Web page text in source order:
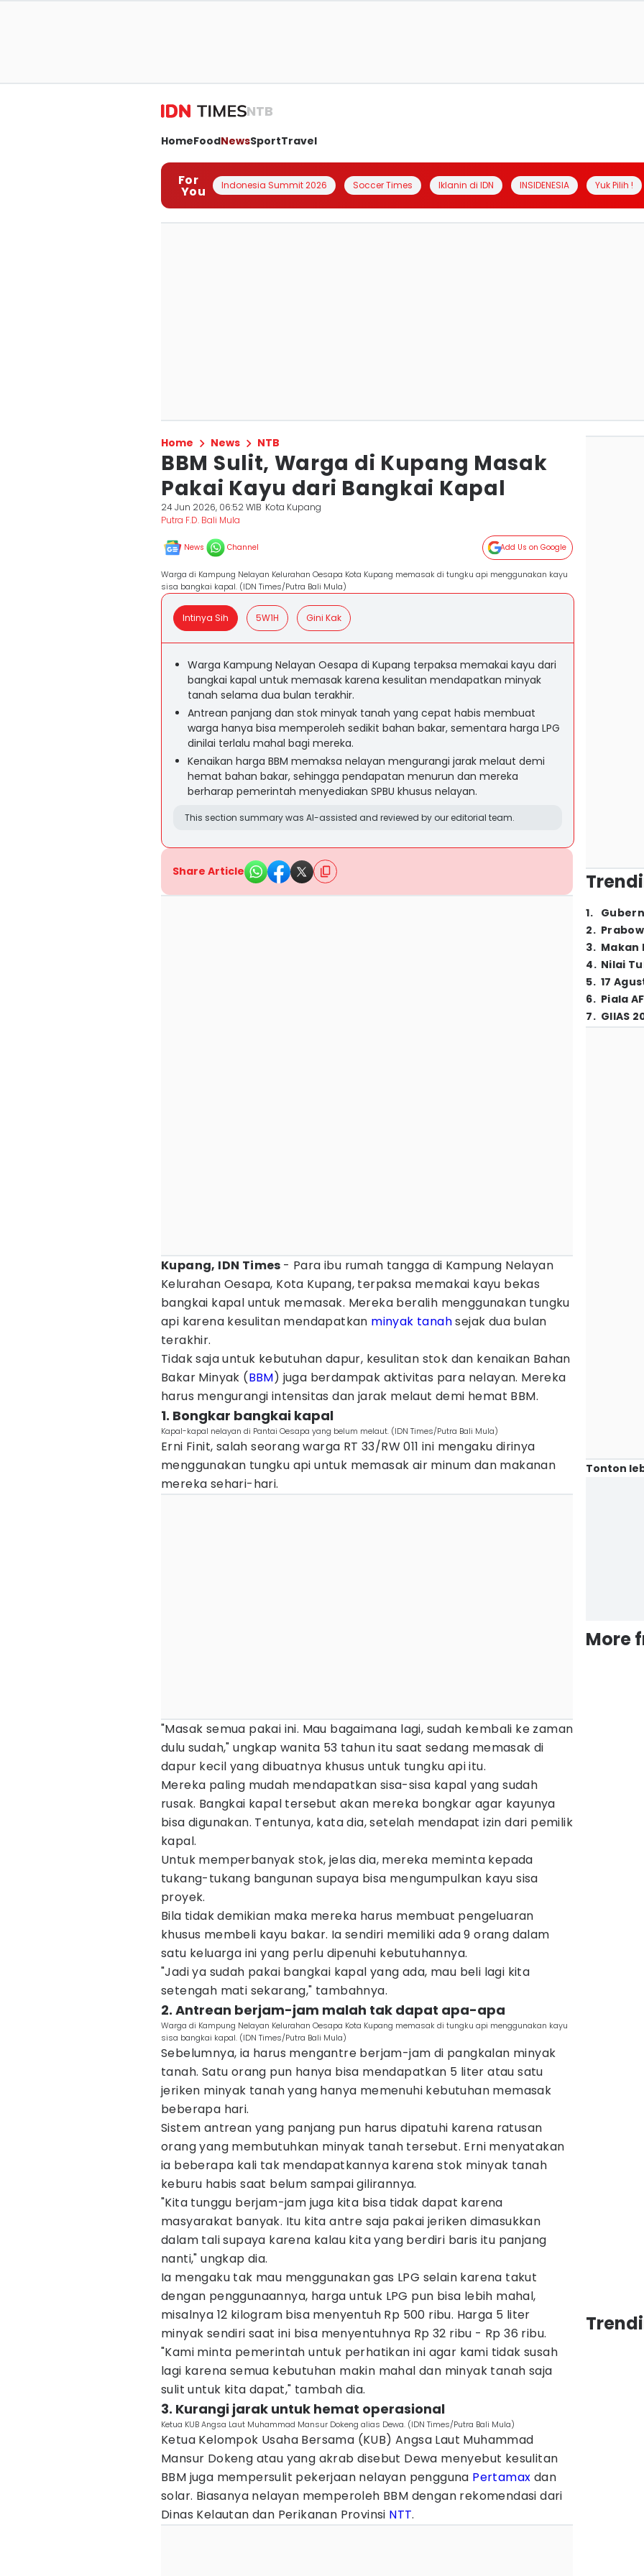
NTB
HomeFoodNewsSportTravel
For
You Indonesia Summit 2026 Soccer Times Iklanin di IDN INSIDENESIA Yuk Pilih !
Home News NTB
BBM Sulit, Warga di Kupang Masak
Pakai Kayu dari Bangkai Kapal
24 Jun 2026, 06:52 WIB Kota Kupang
Putra F.D. Bali Mula
News Channel Add Us on Google
Warga di Kampung Nelayan Kelurahan Oesapa Kota Kupang memasak di tungku api menggunakan kayu
sisa bangkai kapal. (IDN Times/Putra Bali Mula)
Intinya Sih 5W1H Gini Kak
Warga Kampung Nelayan Oesapa di Kupang terpaksa memakai kayu dari
bangkai kapal untuk memasak karena kesulitan mendapatkan minyak
tanah selama dua bulan terakhir.
Antrean panjang dan stok minyak tanah yang cepat habis membuat
warga hanya bisa memperoleh sedikit bahan bakar, sementara harga LPG
dinilai terlalu mahal bagi mereka.
Kenaikan harga BBM memaksa nelayan mengurangi jarak melaut demi
hemat bahan bakar, sehingga pendapatan menurun dan mereka
berharap pemerintah menyediakan SPBU khusus nelayan.
This section summary was AI-assisted and reviewed by our editorial team.
Share Article
Kupang, IDN Times - Para ibu rumah tangga di Kampung Nelayan
Kelurahan Oesapa, Kota Kupang, terpaksa memakai kayu bekas
bangkai kapal untuk memasak. Mereka beralih menggunakan tungku
api karena kesulitan mendapatkan minyak tanahsejak dua bulan
terakhir.
Tidak saja untuk kebutuhan dapur, kesulitan stok dan kenaikan Bahan
Bakar Minyak (BBM) juga berdampak aktivitas para nelayan. Mereka
harus mengurangi intensitas dan jarak melaut demi hemat BBM.
1. Bongkar bangkai kapal
Kapal-kapal nelayan di Pantai Oesapa yang belum melaut. (IDN Times/Putra Bali Mula)
Erni Finit, salah seorang warga RT 33/RW 011 ini mengaku dirinya
menggunakan tungku api untuk memasak air minum dan makanan
mereka sehari-hari.
"Masak semua pakai ini. Mau bagaimana lagi, sudah kembali ke zaman
dulu sudah," ungkap wanita 53 tahun itu saat sedang memasak di
dapur kecil yang dibuatnya khusus untuk tungku api itu.
Mereka paling mudah mendapatkan sisa-sisa kapal yang sudah
rusak. Bangkai kapal tersebut akan mereka bongkar agar kayunya
bisa digunakan. Tentunya, kata dia, setelah mendapat izin dari pemilik
kapal.
Untuk memperbanyak stok, jelas dia, mereka meminta kepada
tukang-tukang bangunan supaya bisa mengumpulkan kayu sisa
proyek.
Bila tidak demikian maka mereka harus membuat pengeluaran
khusus membeli kayu bakar. Ia sendiri memiliki ada 9 orang dalam
satu keluarga ini yang perlu dipenuhi kebutuhannya.
"Jadi ya sudah pakai bangkai kapal yang ada, mau beli lagi kita
setengah mati sekarang," tambahnya.
2. Antrean berjam-jam malah tak dapat apa-apa
Warga di Kampung Nelayan Kelurahan Oesapa Kota Kupang memasak di tungku api menggunakan kayu
sisa bangkai kapal. (IDN Times/Putra Bali Mula)
Sebelumnya, ia harus mengantre berjam-jam di pangkalan minyak
tanah. Satu orang pun hanya bisa mendapatkan 5 liter atau satu
jeriken minyak tanah yang hanya memenuhi kebutuhan memasak
beberapa hari.
Sistem antrean yang panjang pun harus dipatuhi karena ratusan
orang yang membutuhkan minyak tanah tersebut. Erni menyatakan
ia beberapa kali tak mendapatkannya karena stok minyak tanah
keburu habis saat belum sampai gilirannya.
"Kita tunggu berjam-jam juga kita bisa tidak dapat karena
masyarakat banyak. Itu kita antre saja pakai jeriken dimasukkan
dalam tali supaya karena kalau kita yang berdiri baris itu panjang
nanti," ungkap dia.
Ia mengaku tak mau menggunakan gas LPG selain karena takut
dengan penggunaannya, harga untuk LPG pun bisa lebih mahal,
misalnya 12 kilogram bisa menyentuh Rp 500 ribu. Harga 5 liter
minyak sendiri saat ini bisa menyentuhnya Rp 32 ribu - Rp 36 ribu.
"Kami minta pemerintah untuk perhatikan ini agar kami tidak susah
lagi karena semua kebutuhan makin mahal dan minyak tanah saja
sulit untuk kita dapat," tambah dia.
3. Kurangi jarak untuk hemat operasional
Ketua KUB Angsa Laut Muhammad Mansur Dokeng alias Dewa. (IDN Times/Putra Bali Mula)
Ketua Kelompok Usaha Bersama (KUB) Angsa Laut Muhammad
Mansur Dokeng atau yang akrab disebut Dewa menyebut kesulitan
BBM juga mempersulit pekerjaan nelayan pengguna Pertamax dan
solar. Biasanya nelayan memperoleh BBM dengan rekomendasi dari
Dinas Kelautan dan Perikanan Provinsi NTT.
1.
2.
3. Makan
4. Nilai
5. 17
6. Piala
7. GIIAS
Tonton
More